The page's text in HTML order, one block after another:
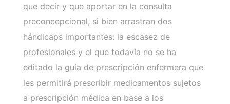
que decir y que aportar en la consulta
preconcepcional, si bien arrastran dos
hándicaps importantes: la escasez de
profesionales y el que todavía no se ha
editado la guía de prescripción enfermera que
les permitirá prescribir medicamentos sujetos
a prescripción médica en base a los